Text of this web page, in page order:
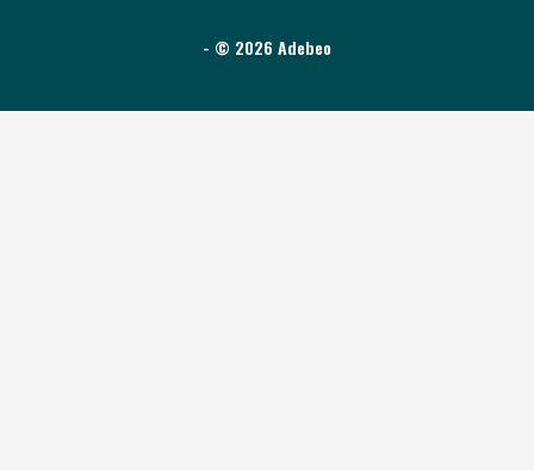
- © 2026 Adebeo